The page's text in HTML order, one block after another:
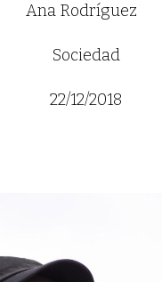
Ana Rodríguez
Sociedad
22/12/2018